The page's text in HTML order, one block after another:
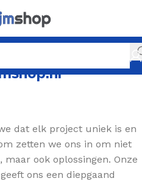
dat elk project uniek is en
zetten we ons in om niet
ook oplossingen. Onze
ons een diepgaand